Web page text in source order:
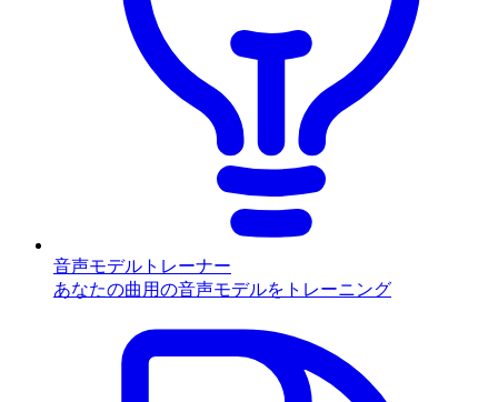
音声モデルトレーナー
あなたの曲用の音声モデルをトレーニング